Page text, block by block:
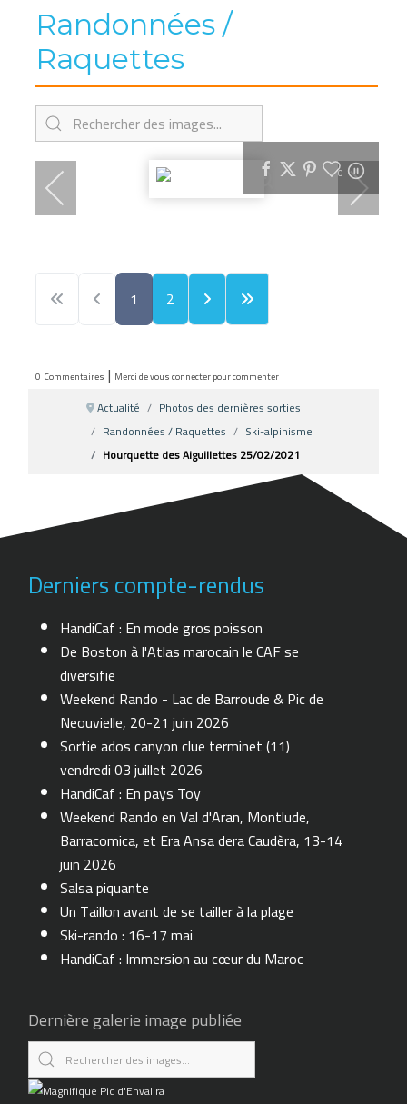
Randonnées /
Raquettes
0
1 2
0 Commentaires | Merci de vous connecter pour commenter
Actualité
Photos des dernières sorties
Randonnées / Raquettes
Ski-alpinisme
Hourquette des Aiguillettes 25/02/2021
Derniers compte-rendus
HandiCaf : En mode gros poisson
De Boston à l'Atlas marocain le CAF se
diversifie
Weekend Rando - Lac de Barroude & Pic de
Neouvielle, 20-21 juin 2026
Sortie ados canyon clue terminet (11)
vendredi 03 juillet 2026
HandiCaf : En pays Toy
Weekend Rando en Val d'Aran, Montlude,
Barracomica, et Era Ansa dera Caudèra, 13-14
juin 2026
Salsa piquante
Un Taillon avant de se tailler à la plage
Ski-rando : 16-17 mai
HandiCaf : Immersion au cœur du Maroc
Dernière galerie image publiée